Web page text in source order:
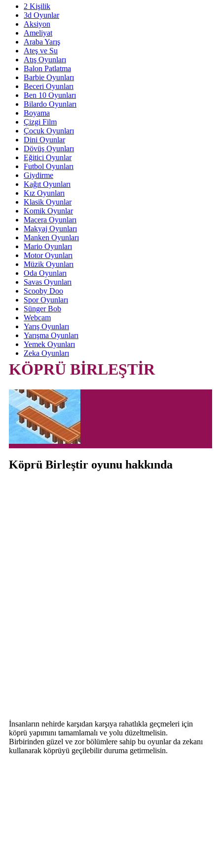
2 Kişilik
3d Oyunlar
Aksiyon
Ameliyat
Araba Yarış
Ateş ve Su
Atış Oyunları
Balon Patlatma
Barbie Oyunları
Beceri Oyunları
Ben 10 Oyunları
Bilardo Oyunları
Boyama
Çizgi Film
Çocuk Oyunları
Dini Oyunlar
Dövüş Oyunları
Eğitici Oyunlar
Futbol Oyunları
Giydirme
Kağıt Oyunları
Kız Oyunları
Klasik Oyunlar
Komik Oyunlar
Macera Oyunları
Makyaj Oyunları
Manken Oyunları
Mario Oyunları
Motor Oyunları
Müzik Oyunları
Oda Oyunları
Savas Oyunları
Scooby Doo
Spor Oyunları
Sünger Bob
Webcam
Yarış Oyunları
Yarışma Oyunları
Yemek Oyunları
Zeka Oyunları
KÖPRÜ BİRLEŞTİR
Köprü Birleştir oyunu hakkında
İnsanların nehirde karşıdan karşıya rahatlıkla geçmeleri için
köprü yapımını tamamlamalı ve yolu düzeltmelisin.
Birbirinden güzel ve zor bölümlere sahip bu oyunlar da zekanı
kullanarak köprüyü geçilebilir duruma getirmelisin.